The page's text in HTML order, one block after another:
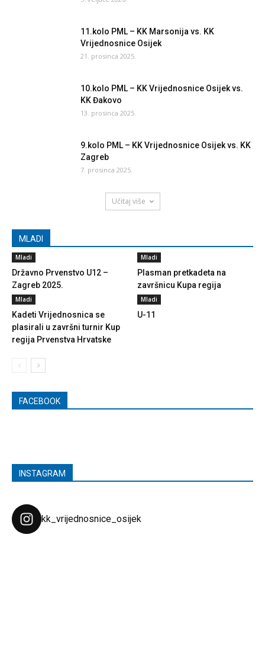
11.kolo PML – KK Marsonija vs. KK
Vrijednosnice Osijek
21. prosinca 2025.
10.kolo PML – KK Vrijednosnice Osijek vs.
KK Đakovo
13. prosinca 2025.
9.kolo PML – KK Vrijednosnice Osijek vs. KK
Zagreb
7. prosinca 2025.
Učitaj više
MLADI
Mladi
Državno Prvenstvo U12 –
Zagreb 2025.
Mladi
Plasman pretkadeta na
završnicu Kupa regija
Mladi
Kadeti Vrijednosnica se
plasirali u završni turnir Kup
regija Prvenstva Hrvatske
Mladi
U-11
FACEBOOK
INSTAGRAM
kk_vrijednosnice_osijek